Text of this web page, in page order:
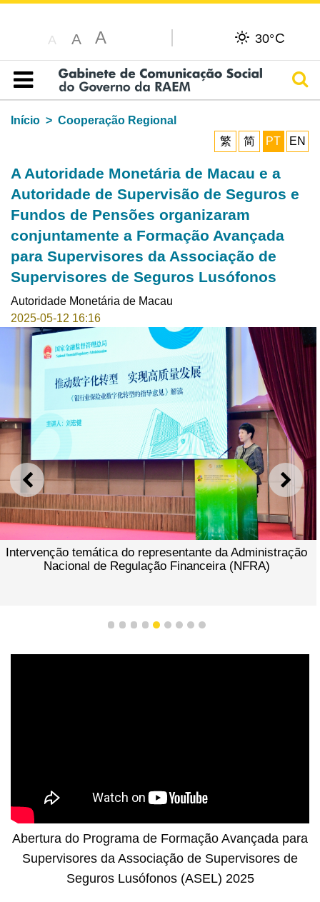
A A A 30°C
Índice
Início
Cooperação Regional
繁
简 PT EN
A Autoridade Monetária de Macau e a
Autoridade de Supervisão de Seguros e
Fundos de Pensões organizaram
conjuntamente a Formação Avançada
para Supervisores da Associação de
Supervisores de Seguros Lusófonos
Autoridade Monetária de Macau
2025-05-12 16:16
ANTERIOR
Intervenção temática do representante da Administração
Nacional de Regulação Financeira (NFRA)
1 2 3 4 5 6 7 8 9
Abertura do Programa de Formação Avançada para
Supervisores da Associação de Supervisores de
Seguros Lusófonos (ASEL) 2025